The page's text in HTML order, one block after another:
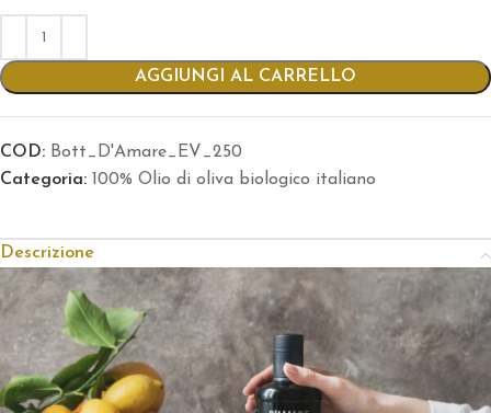
AGGIUNGI AL CARRELLO
COD: Bott_D'Amare_EV_250
Categoria:
100% Olio di oliva biologico italiano
Descrizione